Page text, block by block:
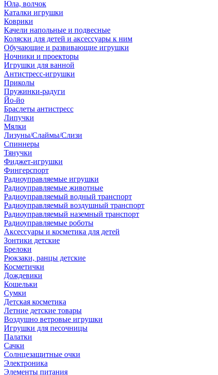
Юла, волчок
Каталки игрушки
Коврики
Качели напольные и подвесные
Коляски для детей и аксессуары к ним
Обучающие и развивающие игрушки
Ночники и проекторы
Игрушки для ванной
Антистресс-игрушки
Приколы
Пружинки-радуги
Йо-йо
Браслеты антистресс
Липучки
Мялки
Лизуны/Слаймы/Слизи
Спиннеры
Тянучки
Фиджет-игрушки
Фингерспорт
Радиоуправляемые игрушки
Радиоуправляемые животные
Радиоуправляемый водный транспорт
Радиоуправляемый воздушный транспорт
Радиоуправляемый наземный транспорт
Радиоуправляемые роботы
Аксессуары и косметика для детей
Зонтики детские
Брелоки
Рюкзаки, ранцы детские
Косметички
Дождевики
Кошельки
Сумки
Детская косметика
Летние детские товары
Воздушно ветровые игрушки
Игрушки для песочницы
Палатки
Сачки
Солнцезащитные очки
Электроника
Элементы питания